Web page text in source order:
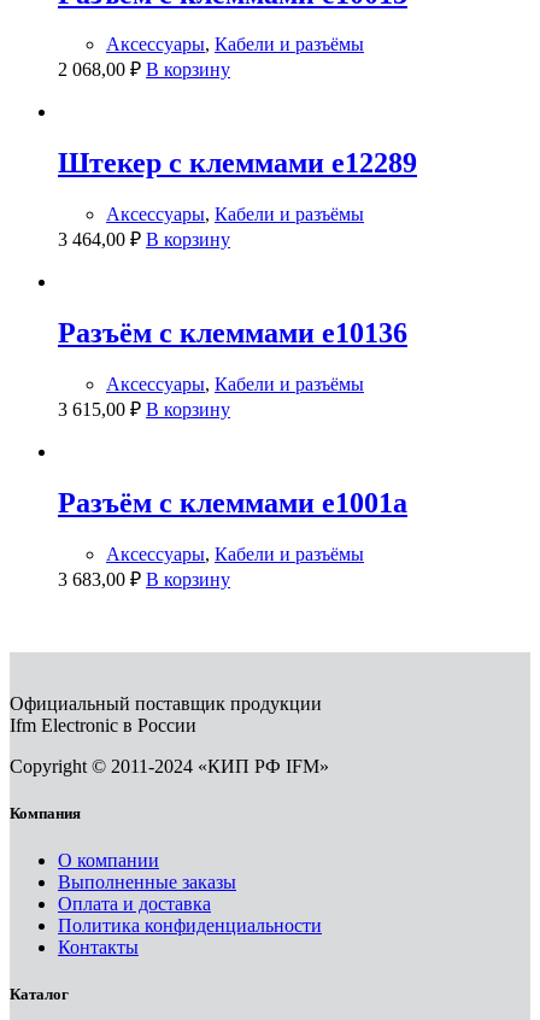
Аксессуары, Кабели и разъёмы
2 068,00 ₽ В корзину
Штекер с клеммами e12289
Аксессуары, Кабели и разъёмы
3 464,00 ₽ В корзину
Разъём с клеммами e10136
Аксессуары, Кабели и разъёмы
3 615,00 ₽ В корзину
Разъём с клеммами e1001a
Аксессуары, Кабели и разъёмы
3 683,00 ₽ В корзину
Официальный поставщик продукции
Ifm Electronic в России
Copyright © 2011-2024 «КИП РФ IFM»
Компания
О компании
Выполненные заказы
Оплата и доставка
Политика конфиденциальности
Контакты
Каталог